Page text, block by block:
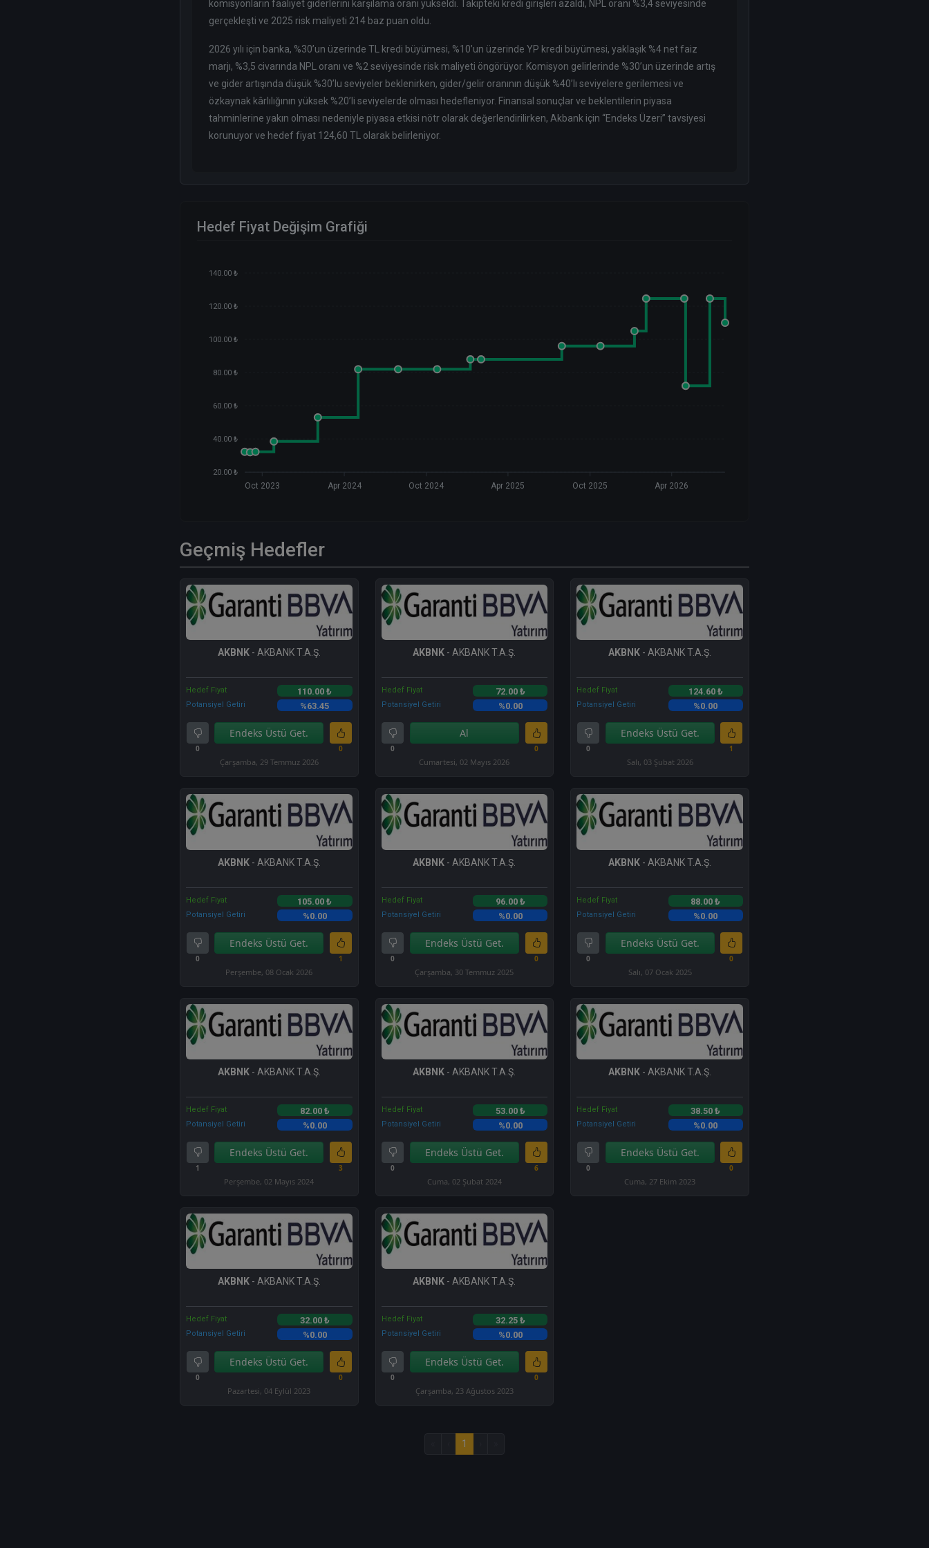
komisyonların faaliyet giderlerini karşılama oranı yükseldi. Takipteki kredi girişleri azaldı, NPL oranı %3,4 seviyesinde
gerçekleşti ve 2025 risk maliyeti 214 baz puan oldu.
2026 yılı için banka, %30’un üzerinde TL kredi büyümesi, %10’un üzerinde YP kredi büyümesi, yaklaşık %4 net faiz
marjı, %3,5 civarında NPL oranı ve %2 seviyesinde risk maliyeti öngörüyor. Komisyon gelirlerinde %30’un üzerinde artış
ve gider artışında düşük %30’lu seviyeler beklenirken, gider/gelir oranının düşük %40’lı seviyelere gerilemesi ve
özkaynak kârlılığının yüksek %20’li seviyelerde olması hedefleniyor. Finansal sonuçlar ve beklentilerin piyasa
tahminlerine yakın olması nedeniyle piyasa etkisi nötr olarak değerlendirilirken, Akbank için “Endeks Üzeri” tavsiyesi
korunuyor ve hedef fiyat 124,60 TL olarak belirleniyor.
Hedef Fiyat Değişim Grafiği
140.00 ₺
120.00 ₺
100.00 ₺
80.00 ₺
60.00 ₺
40.00 ₺
20.00 ₺
Oct 2023 Apr 2024 Oct 2024 Apr 2025 Oct 2025 Apr 2026
Geçmiş Hedefler
AKBNK- AKBANK T.A.Ş.
Hedef Fiyat 110.00 ₺
Potansiyel Getiri %63.45
0
Endeks Üstü Get.
0
Çarşamba, 29 Temmuz 2026
AKBNK - AKBANK T.A.Ş.
Hedef Fiyat 72.00 ₺
Potansiyel Getiri %0.00
0
Al
0
Cumartesi, 02 Mayıs 2026
AKBNK - AKBANK T.A.Ş.
Hedef Fiyat 124.60 ₺
Potansiyel Getiri %0.00
0
Endeks Üstü Get.
1
Salı, 03 Şubat 2026
AKBNK- AKBANK T.A.Ş.
Hedef Fiyat 105.00 ₺
Potansiyel Getiri %0.00
0
Endeks Üstü Get.
1
Perşembe, 08 Ocak 2026
AKBNK - AKBANK T.A.Ş.
Hedef Fiyat 96.00 ₺
Potansiyel Getiri %0.00
0
Endeks Üstü Get.
0
Çarşamba, 30 Temmuz 2025
AKBNK - AKBANK T.A.Ş.
Hedef Fiyat 88.00 ₺
Potansiyel Getiri %0.00
0
Endeks Üstü Get.
0
Salı, 07 Ocak 2025
AKBNK- AKBANK T.A.Ş.
Hedef Fiyat 82.00 ₺
Potansiyel Getiri %0.00
1
Endeks Üstü Get.
3
Perşembe, 02 Mayıs 2024
AKBNK - AKBANK T.A.Ş.
Hedef Fiyat 53.00 ₺
Potansiyel Getiri %0.00
0
Endeks Üstü Get.
6
Cuma, 02 Şubat 2024
AKBNK - AKBANK T.A.Ş.
Hedef Fiyat 38.50 ₺
Potansiyel Getiri %0.00
0
Endeks Üstü Get.
0
Cuma, 27 Ekim 2023
AKBNK- AKBANK T.A.Ş.
Hedef Fiyat 32.00 ₺
Potansiyel Getiri %0.00
0
Endeks Üstü Get.
0
Pazartesi, 04 Eylül 2023
AKBNK - AKBANK T.A.Ş.
Hedef Fiyat 32.25 ₺
Potansiyel Getiri %0.00
0
Endeks Üstü Get.
0
Çarşamba, 23 Ağustos 2023
1